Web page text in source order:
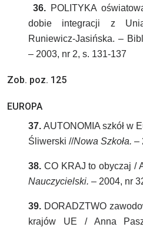
36. POLITYKA
dobie integracji z
Runiewicz-Jasińska. –
– 2003, nr 2, s. 131-137
Zob. poz. 125
EUROPA
37. AUTONOMIA szkół w
Śliwerski //Nowa Szkoła. –
38. CO KRAJ to obyczaj /
Nauczycielski. – 2004, nr
39. DORADZTWO
krajów UE / Anna